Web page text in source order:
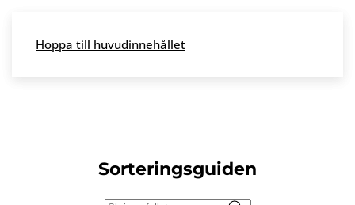
Skip to main content
Hoppa till huvudinnehållet
Sorteringsguiden